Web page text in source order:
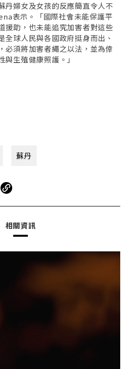
丹婦女及女孩的反應簡直令人不
表示。「國際社會未能保護平
援助，也未能追究加害者對這些
全球人民與各國政府挺身而出、
必須將加害者繩之以法，並為倖
生殖健康照護。」
蘇丹
相關資訊